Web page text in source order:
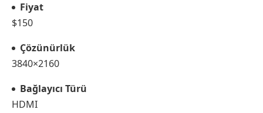
Fiyat
$150
Çözünürlük
3840×2160
Bağlayıcı Türü
HDMI